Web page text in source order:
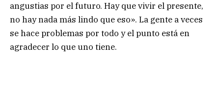
angustias por el futuro. Hay que vivir el presente,
no hay nada más lindo que eso». La gente a veces
se hace problemas por todo y el punto está en
agradecer lo que uno tiene.